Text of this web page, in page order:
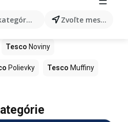
produkty... Zvoľte mesto
obchodoch Tesco
Tesco Noviny
Polievky Tesco Muffiny